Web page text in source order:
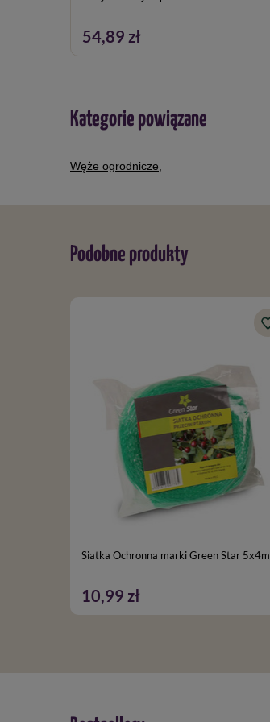
54,89 zł
Kategorie powiązane
Węże ogrodnicze
Podobne produkty
Siatka Ochronna marki Green Star 5x4m
10,99 zł